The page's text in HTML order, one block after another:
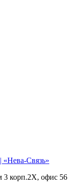
3 корп.2X, офис 56